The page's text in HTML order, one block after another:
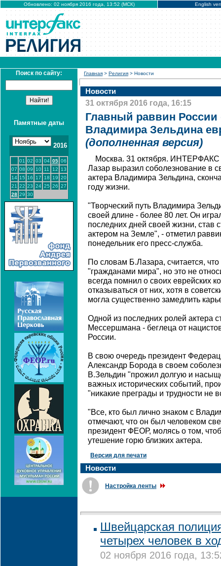
Обновлено: 02 ноября 2016 года, 13:52 (МСК) English
Поиск по сайту:
Памятные даты
2016
01 02 03 04 05 06
07 08 09 10 11 12
13
14 15 16 17 18 19 20
21 22 23 24 25 26 27
28 29 30
Главная > Религия > Новости
Новости
31 октября 2016 года, 16:15
Главный раввин России
Владимира Зельдина
(дополненная версия)
Москва. 31 октября. ИНТЕРФАКС
Лазар выразил соболезнование в
актера Владимира Зельдина,
году жизни.
"Творческий путь Владимира
своей длине - более 80 лет. Он
последних дней своей жизни,
актером на Земле", - отметил
понедельник его пресс-служба.
По словам Б.Лазара, считается,
"гражданами мира", но это не
всегда помнил о своих еврейских
отказываться от них, хотя в
могла существенно замедлить
Одной из последних ролей актера
Мессершмана - беглеца от
России.
В свою очередь президент
Александр Борода в своем
В.Зельдин "прожил долгую и
важных исторических событий,
"никакие преграды и трудности не
"Все, кто был лично знаком с
отмечают, что он был человеком
президент ФЕОР, молясь о том,
утешение горю близких актера.
Версия для печати
Новости
Настройка ленты
Швейцарская
четырех человек в
02 ноября 2016 года,